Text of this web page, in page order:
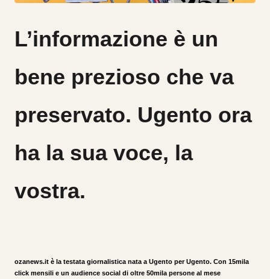
L’informazione è un
bene prezioso che va
preservato. Ugento ora
ha la sua voce, la
vostra.
ozanews.it è la testata giornalistica nata a Ugento per Ugento. Con 15mila
click mensili e un audience social di oltre 50mila persone al mese